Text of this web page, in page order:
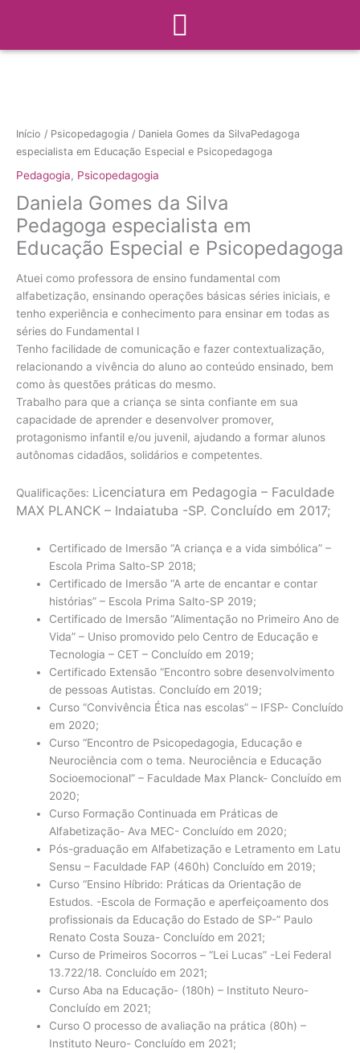
Início / Psicopedagogia / Daniela Gomes da SilvaPedagoga
especialista em Educação Especial e Psicopedagoga
Pedagogia, Psicopedagogia
Daniela Gomes da Silva
Pedagoga especialista em
Educação Especial e Psicopedagoga
Atuei como professora de ensino fundamental com
alfabetização, ensinando operações básicas séries iniciais, e
tenho experiência e conhecimento para ensinar em todas as
séries do Fundamental I
Tenho facilidade de comunicação e fazer contextualização,
relacionando a vivência do aluno ao conteúdo ensinado, bem
como às questões práticas do mesmo.
Trabalho para que a criança se sinta confiante em sua
capacidade de aprender e desenvolver promover,
protagonismo infantil e/ou juvenil, ajudando a formar alunos
autônomas cidadãos, solidários e competentes.
Qualificações: L icenciatura em Pedagogia – Faculdade
MAX PLANCK – Indaiatuba -SP. Concluído em 2017;
Certificado de Imersão “A criança e a vida simbólica” –
Escola Prima Salto-SP 2018;
Certificado de Imersão “A arte de encantar e contar
histórias” – Escola Prima Salto-SP 2019;
Certificado de Imersão “Alimentação no Primeiro Ano de
Vida” – Uniso promovido pelo Centro de Educação e
Tecnologia – CET – Concluído em 2019;
Certificado Extensão “Encontro sobre desenvolvimento
de pessoas Autistas. Concluído em 2019;
Curso “Convivência Ética nas escolas” – IFSP- Concluído
em 2020;
Curso “Encontro de Psicopedagogia, Educação e
Neurociência com o tema. Neurociência e Educação
Socioemocional” – Faculdade Max Planck- Concluído em
2020;
Curso Formação Continuada em Práticas de
Alfabetização- Ava MEC- Concluído em 2020;
Pós-graduação em Alfabetização e Letramento em Latu
Sensu – Faculdade FAP (460h) Concluído em 2019;
Curso “Ensino Híbrido: Práticas da Orientação de
Estudos. -Escola de Formação e aperfeiçoamento dos
profissionais da Educação do Estado de SP-” Paulo
Renato Costa Souza- Concluído em 2021;
Curso de Primeiros Socorros – “Lei Lucas” -Lei Federal
13.722/18. Concluído em 2021;
Curso Aba na Educação- (180h) – Instituto Neuro-
Concluído em 2021;
Curso O processo de avaliação na prática (80h) –
Instituto Neuro- Concluído em 2021;